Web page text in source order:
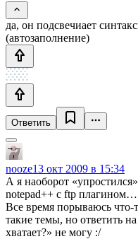
да, он подсвечиает
(автозаполнение)
Ответить
nooze13 окт 2009 в 15:34
А я наоборот
notepad++ с ftp плагином…
Все время порываюсь что-
такие темы, но ответить
хватает?» не могу :/